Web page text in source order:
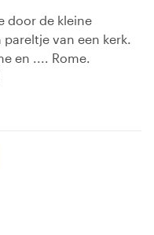
door de kleine
van een kerk.
en .... Rome.